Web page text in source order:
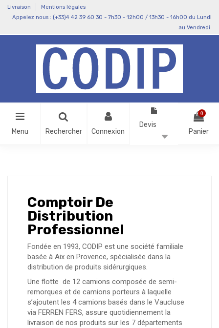
Livraison
Mentions légales
Appelez nous : (+33)4 42 39 60 30 - 7h30 - 12h00 / 13h30 - 16h00 du Lundi
au Vendredi
Menu Rechercher Connexion
Devis
0
Panier
Comptoir De
Distribution
Professionnel
Fondée en 1993, CODIP est une société familiale
basée à Aix en Provence, spécialisée dans la
distribution de produits sidérurgiques.
Une flotte de 12 camions composée de semi-
remorques et de camions porteurs à laquelle
s’ajoutent les 4 camions basés dans le Vaucluse
via FERREN FERS, assure quotidiennement la
livraison de nos produits sur les 7 départements